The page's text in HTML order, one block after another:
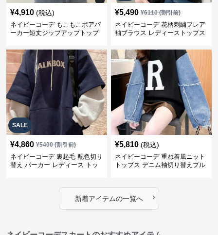
¥4,910 (税込)
ネイビーコーデ もこもこボアパ
ーカー短丈ジップアップトップ
¥5,490 ¥6110(割引前)
ネイビーコーデ 花柄刺繍フレア
袖ブラウス レディーストップス
SALE
¥4,860 ¥5400(割引前)
ネイビーコーデ 裏起毛 配色切り
替え パーカー レディース トッ
¥5,810 (税込)
ネイビーコーデ 重ね着風ニット
トップス デニム袖切り替えプル
新着アイテムの一覧へ ›